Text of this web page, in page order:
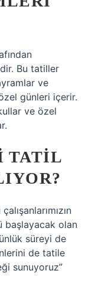
Bu tatiller
ve
günleri içerir.
ve özel
TATIL
başlayacak olan
süreyi de
de tatile
sunuyoruz”